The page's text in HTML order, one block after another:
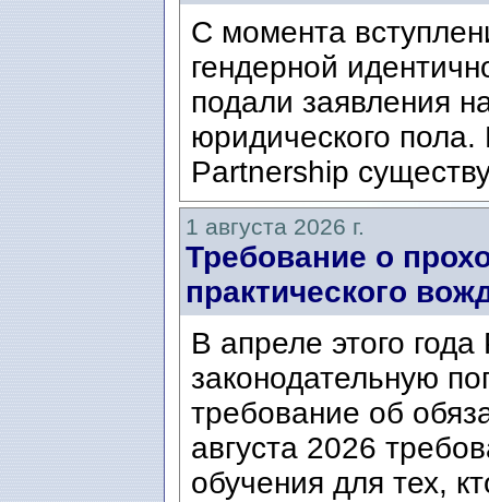
С момента
гендерной
подали заявления
юридического
Partnership
1 августа 2026 г.
Требование о
практического
В апреле этого
законодательную
требование об
августа 2026
обучения для тех,